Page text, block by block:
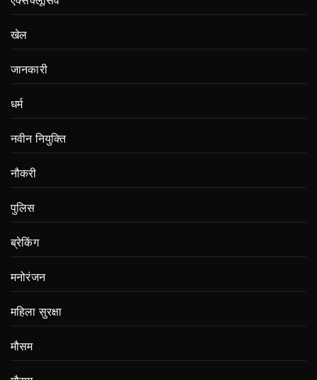
खेल
जानकारी
धर्म
नवीन नियुक्ति
नौकरी
पुलिस
ब्रेकिंग
मनोरंजन
महिला सुरक्षा
मौसम